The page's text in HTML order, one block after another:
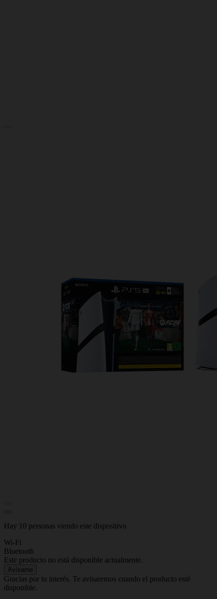
Hay 10 personas viendo este dispositivo
Wi-Fi
Bluetooth
Este producto no está disponible actualmente.
Avísame
Gracias por tu interés. Te avisaremos cuando el producto esté
disponible.